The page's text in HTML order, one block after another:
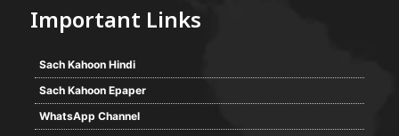
Important Links
Sach Kahoon Hindi
Sach Kahoon Epaper
WhatsApp Channel